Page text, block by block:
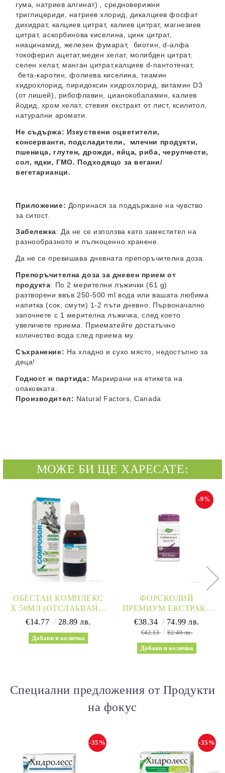
гума, натриев алгинат) ,средноверижни
триглицериди, натриев хлорид, дикалциев фосфат
дихидрат, калциев цитрат, калиев цитрат, магнезиев
цитрат, аскорбинова киселина, цинк цитрат,
ниацинамид, железен фумарат, биотин, d-алфа
токоферил ацетат,меден хелат, молибден цитрат,
селен хелат, манган цитрат,калциев d-пантотенат,
бета-каротин, фолиева киселина, тиамин
хидрохлорид, пиридоксин хидрохлорид, витамин D3
(от лишей), рибофлавин, цианокобаламин, калиев
йодид, хром хелат, стевия екстракт от лист, ксилитол,
натурални аромати.
Не съдържа: Изкуствени оцветители,
консерванти, подсладители, млечни продукти,
пшеница, глутен, дрожди, яйца, риба, черупчести,
сол, ядки, ГМО. Подходящо за вегани/
вегетарианци.
Приложение: Допринася за поддържане на чувство
за ситост.
Забележка: Да не се използва като заместител на
разнообразното и пълноценно хранене.
Да не се превишава дневната препоръчителна доза.
Препоръчителна доза за дневен прием от
продукта: По 2 мерителни лъжички (61 g)
разтворени ввъв 250-500 ml вода или вашата любима
напитка (сок, смути) 1-2 пъти дневно. Първоначално
започнете с 1 мерителна лъжичка, след което
увеличете приема. Приематейте достатъчно
количество вода след приема му.
Съхранение: На хладно и сухо място, недостъпно за
деца!
Годност и партида: Маркирани на етикета на
oпаковката.
Производител: Natural Factors, Canada
МОЖЕ БИ ЩЕ ХАРЕСАТЕ:
ОБЕСТАН КОМПЛЕКС
Х 50МЛ (ОТСЛАБВАНЕ,
МЕТАБОЛИЗЪМ) SORIA
COMPLEX
€14.77 28.89 лв.
ФОРСКОЛИЙ
ПРЕМИУМ ЕКСТРАКТ
250 МГ Х 60 КАПСУЛИ
NATURE’S WAY |
-9%
€38.34 74.99 лв.
€42.13 82.40 лв.
Специални предложения от Продукти
на фокус
-35% -35%